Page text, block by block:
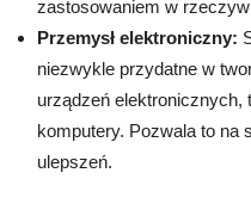
zastosowaniem w
Przemysł elektroniczny:
niezwykle przydatne w
urządzeń
komputery. Pozwala to na
ulepszeń.